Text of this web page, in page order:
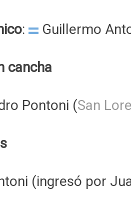
: Guillermo
cancha
Pontoni (San
(ingresó por